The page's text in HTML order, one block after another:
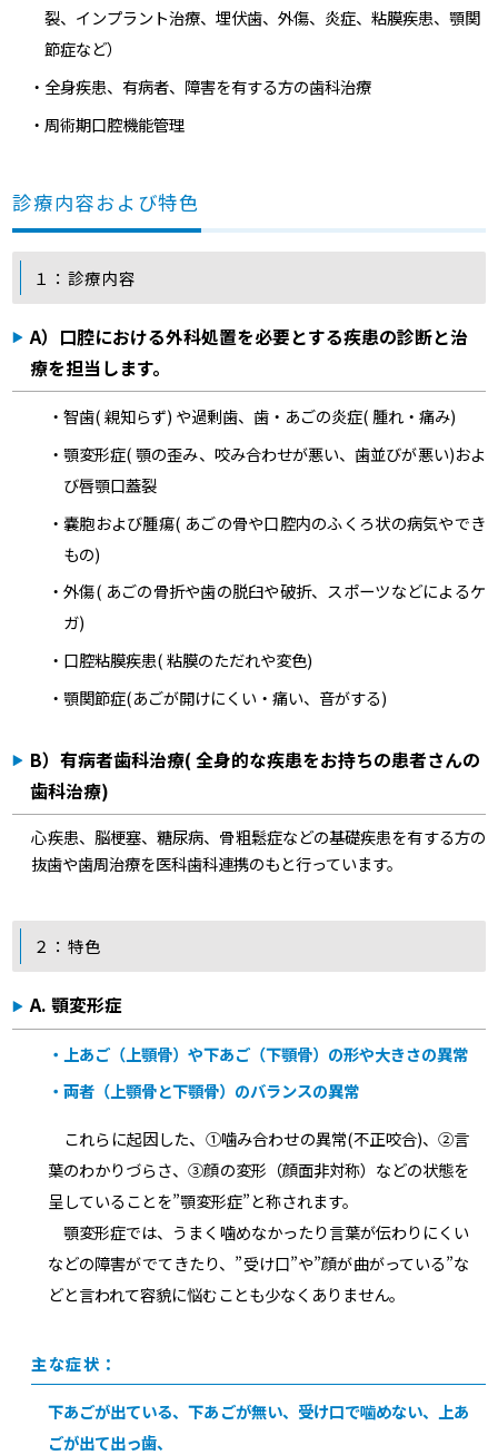
裂、インプラント治療、埋伏歯、外傷、炎症、粘膜疾患、顎関
節症など）
・全身疾患、有病者、障害を有する方の歯科治療
・周術期口腔機能管理
診療内容および特色
１：診療内容
A）口腔における外科処置を必要とする疾患の診断と治
療を担当します。
・智歯( 親知らず) や過剰歯、歯・あごの炎症( 腫れ・痛み)
・顎変形症( 顎の歪み、咬み合わせが悪い、歯並びが悪い)およ
び唇顎口蓋裂
・嚢胞および腫瘍( あごの骨や口腔内のふくろ状の病気やでき
もの)
・外傷( あごの骨折や歯の脱臼や破折、スポーツなどによるケ
ガ)
・口腔粘膜疾患( 粘膜のただれや変色)
・顎関節症(あごが開けにくい・痛い、音がする)
B）有病者歯科治療( 全身的な疾患をお持ちの患者さんの
歯科治療)
心疾患、脳梗塞、糖尿病、骨粗鬆症などの基礎疾患を有する方の
抜歯や歯周治療を医科歯科連携のもと行っています。
２：特色
A. 顎変形症
・上あご（上顎骨）や下あご（下顎骨）の形や大きさの異常
・両者（上顎骨と下顎骨）のバランスの異常
これらに起因した、①噛み合わせの異常(不正咬合)、②言
葉のわかりづらさ、③顔の変形（顔面非対称）などの状態を
呈していることを”顎変形症”と称されます。
顎変形症では、うまく噛めなかったり言葉が伝わりにくい
などの障害がでてきたり、”受け口”や”顔が曲がっている”な
どと言われて容貌に悩むことも少なくありません。
主な症状：
下あごが出ている、下あごが無い、受け口で噛めない、上あ
ごが出て出っ歯、